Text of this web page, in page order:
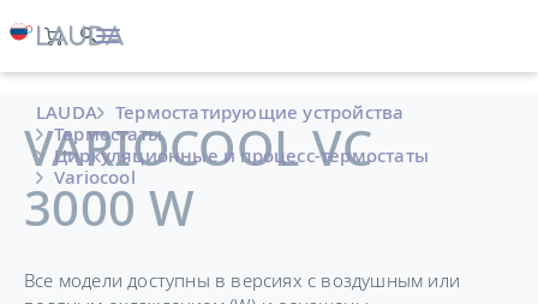
LAUDA
Термостатирующие устройства
Термостаты
Циркуляционные и процесс-термостаты
Variocool
VARIOCOOL VC
3000 W
Все модели доступны в версиях с воздушным или